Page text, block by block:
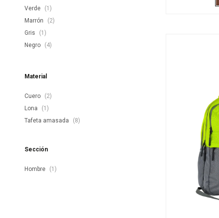
Verde
(1)
Marrón
(2)
Gris
(1)
Negro
(4)
Material
Cuero
(2)
Lona
(1)
Tafeta amasada
(8)
Sección
Hombre (1)